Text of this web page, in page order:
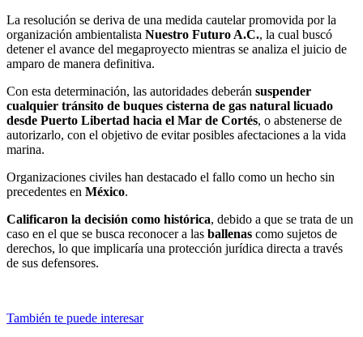
La resolución se deriva de una medida cautelar promovida por la
organización ambientalista Nuestro Futuro A.C., la cual buscó
detener el avance del megaproyecto mientras se analiza el juicio de
amparo de manera definitiva.
Con esta determinación, las autoridades deberán suspender
cualquier tránsito de buques cisterna de gas natural licuado
desde Puerto Libertad hacia el Mar de Cortés, o abstenerse de
autorizarlo, con el objetivo de evitar posibles afectaciones a la vida
marina.
Organizaciones civiles han destacado el fallo como un hecho sin
precedentes en México.
Calificaron la decisión como histórica, debido a que se trata de un
caso en el que se busca reconocer a las ballenas como sujetos de
derechos, lo que implicaría una protección jurídica directa a través
de sus defensores.
También te puede interesar